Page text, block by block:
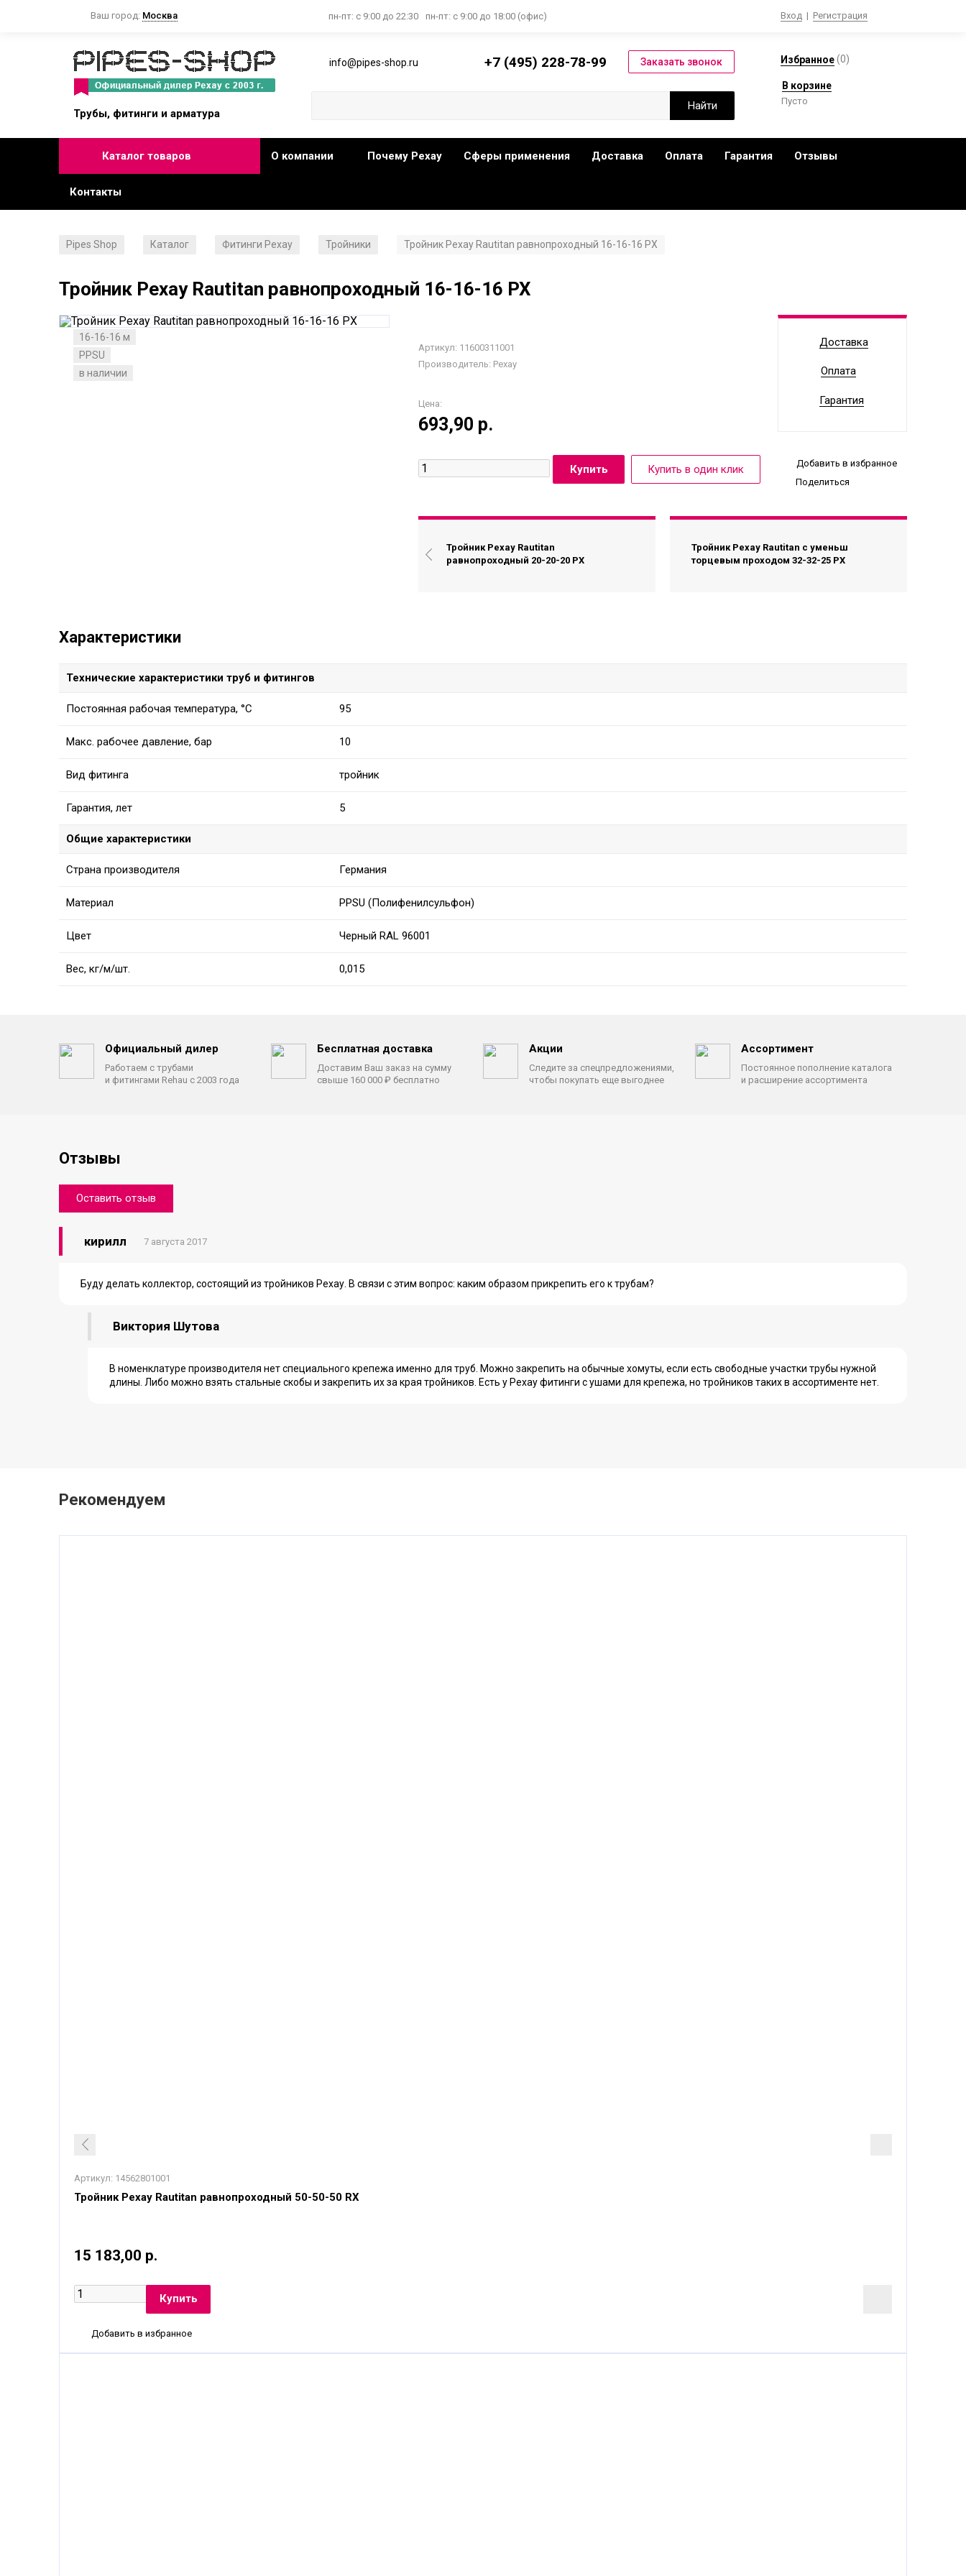
Ваш город: Москва пн-пт: с 9:00 до 22:30 пн-пт: с 9:00 до 18:00 (офис) Вход | Регистрация
Трубы, фитинги и арматура
info@pipes-shop.ru +7 (495) 228-78-99 Избранное(0)
В корзине
Пусто
Каталог товаров О компании Почему Рехау Сферы применения Доставка Оплата Гарантия Отзывы
Контакты
Pipes Shop Каталог Фитинги Рехау Тройники Тройник Рехау Rautitan равнопроходный 16-16-16 PX
Тройник Рехау Rautitan равнопроходный 16-16-16 PX
16-16-16 м
PPSU
в наличии
Артикул: 11600311001
Производитель: Рехау
Цена:
693,90 р.
Доставка
Оплата
Гарантия
Добавить в избранное
Поделиться
Тройник Рехау Rautitan
равнопроходный 20-20-20 PX
Тройник Рехау Rautitan с уменьш
торцевым проходом 32-32-25 PX
Характеристики
Технические характеристики труб и фитингов
Постоянная рабочая температура, °C 95
Макс. рабочее давление, бар 10
Вид фитинга тройник
Гарантия, лет 5
Общие характеристики
Страна производителя Германия
Материал PPSU (Полифенилсульфон)
Цвет Черный RAL 96001
Вес, кг/м/шт. 0,015
Официальный дилер
Работаем с трубами
и фитингами Rehau с 2003 года
Бесплатная доставка
Доставим Ваш заказ на сумму
свыше 160 000 ₽ бесплатно
Акции
Следите за спецпредложениями,
чтобы покупать еще выгоднее
Ассортимент
Постоянное пополнение каталога
и расширение ассортимента
Отзывы
Оставить отзыв
кирилл 7 августа 2017
Буду делать коллектор, состоящий из тройников Рехау. В связи с этим вопрос: каким образом прикрепить его к трубам?
Виктория Шутова
В номенклатуре производителя нет специального крепежа именно для труб. Можно закрепить на обычные хомуты, если есть свободные участки трубы нужной
длины. Либо можно взять стальные скобы и закрепить их за края тройников. Есть у Рехау фитинги с ушами для крепежа, но тройников таких в ассортименте нет.
Рекомендуем
Артикул: 14562801001
Тройник Рехау Rautitan равнопроходный 50-50-50 RX
15 183,00 р.
Добавить в избранное